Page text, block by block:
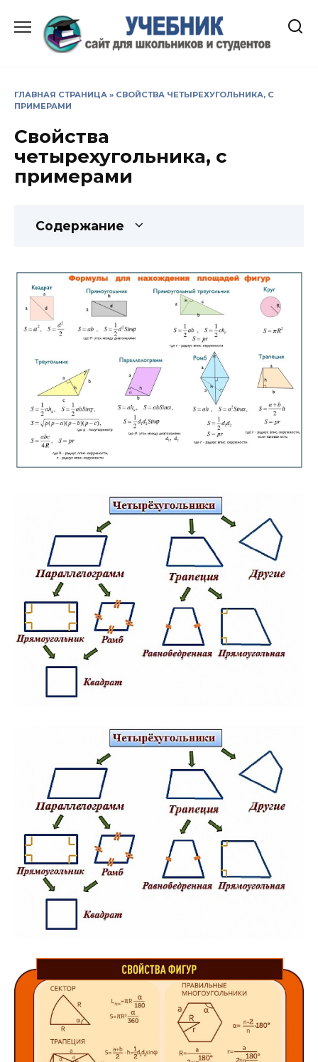
содержанию
ГЛАВНАЯ СТРАНИЦА » СВОЙСТВА ЧЕТЫРЕХУГОЛЬНИКА, С
ПРИМЕРАМИ
Свойства
четырехугольника, с
примерами
Содержание